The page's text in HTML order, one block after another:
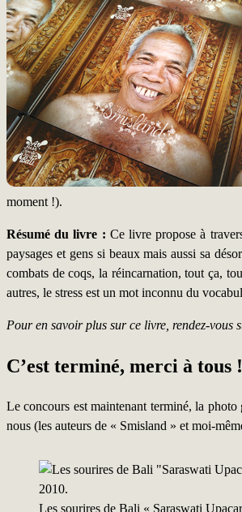
moment !).
Résumé du livre : Ce livre propose à
paysages et gens si beaux mais aussi sa
combats de coqs, la réincarnation, tout ça,
autres, le stress est un mot inconnu du
Pour en savoir plus sur ce livre, rendez-vous
C’est terminé, merci à tous !
Le concours est maintenant terminé, la
nous (les auteurs de « Smisland » et moi-
Les sourires de Bali « Saraswati